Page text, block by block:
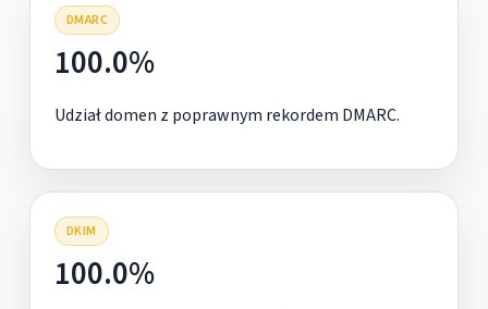
DMARC
100.0%
Udział domen z poprawnym rekordem DMARC.
DKIM
100.0%